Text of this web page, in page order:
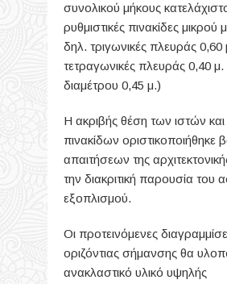
συνολικού μήκους
ρυθμιστικές πινακίδες μικρού
δηλ. τριγωνικές πλευράς 0,60
τετραγωνικές πλευράς 0,40 μ.
διαμέτρου 0,45 μ.)
Η ακριβής θέση των ιστών
πινακίδων οριστικοποιήθηκε
απαιτήσεων της
την διακριτική παρουσία του
εξοπλισμού.
Οι προτεινόμενες
οριζόντιας σήμανσης θα
ανακλαστικό υλικό υψηλής